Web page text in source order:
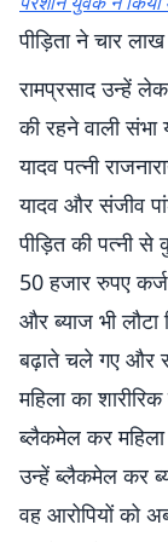
पीड़िता ने चार
रामप्रसाद उन्हें
की रहने वाली संभा
यादव पत्नी
यादव और संजीव
पीड़ित की पत्नी
50 हजार रुपए
और ब्याज भी
बढ़ाते चले गए और
महिला का
ब्लैकमेल कर
उन्हें ब्लैकमेल कर
वह आरोपियों को